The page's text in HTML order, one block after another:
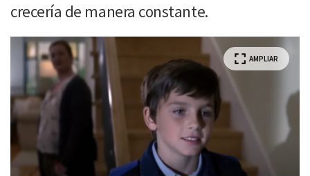
crecería de manera constante.
AMPLIAR